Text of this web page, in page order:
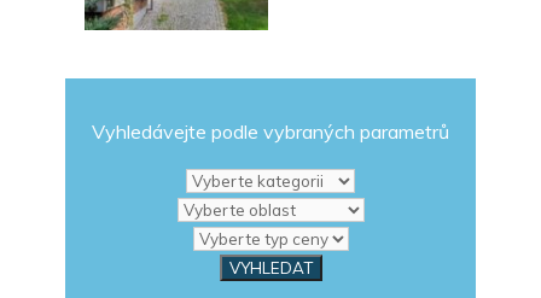
Vyhledávejte podle vybraných parametrů